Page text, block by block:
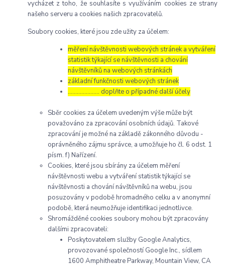
vycházet z toho, že souhlasíte s využíváním cookies ze strany
našeho serveru a cookies našich zpracovatelů.
Soubory cookies, které jsou zde užity za účelem:
měření návštěvnosti webových stránek a vytváření
statistik týkající se návštěvnosti a chování
návštěvníků na webových stránkách
základní funkčnosti webových stránek
………………… doplňte o případné další účely
Sběr cookies za účelem uvedeným výše může být
považováno za zpracování osobních údajů. Takové
zpracování je možné na základě zákonného důvodu -
oprávněného zájmu správce, a umožňuje ho čl. 6 odst. 1
písm. f) Nařízení.
Cookies, které jsou sbírány za účelem měření
návštěvnosti webu a vytváření statistik týkající se
návštěvnosti a chování návštěvníků na webu, jsou
posuzovány v podobě hromadného celku a v anonymní
podobě, která neumožňuje identifikaci jednotlivce.
Shromážděné cookies soubory mohou být zpracovány
dalšími zpracovateli:
Poskytovatelem služby Google Analytics,
provozované společností Google Inc., sídlem
1600 Amphitheatre Parkway, Mountain View, CA